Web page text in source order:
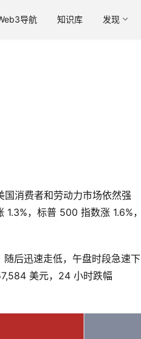
导航 知识库 发现
消费者和劳动力市场依然强
，标普 500 指数涨 1.6%，
后迅速走低，午盘时段急速下
美元，24 小时跌幅